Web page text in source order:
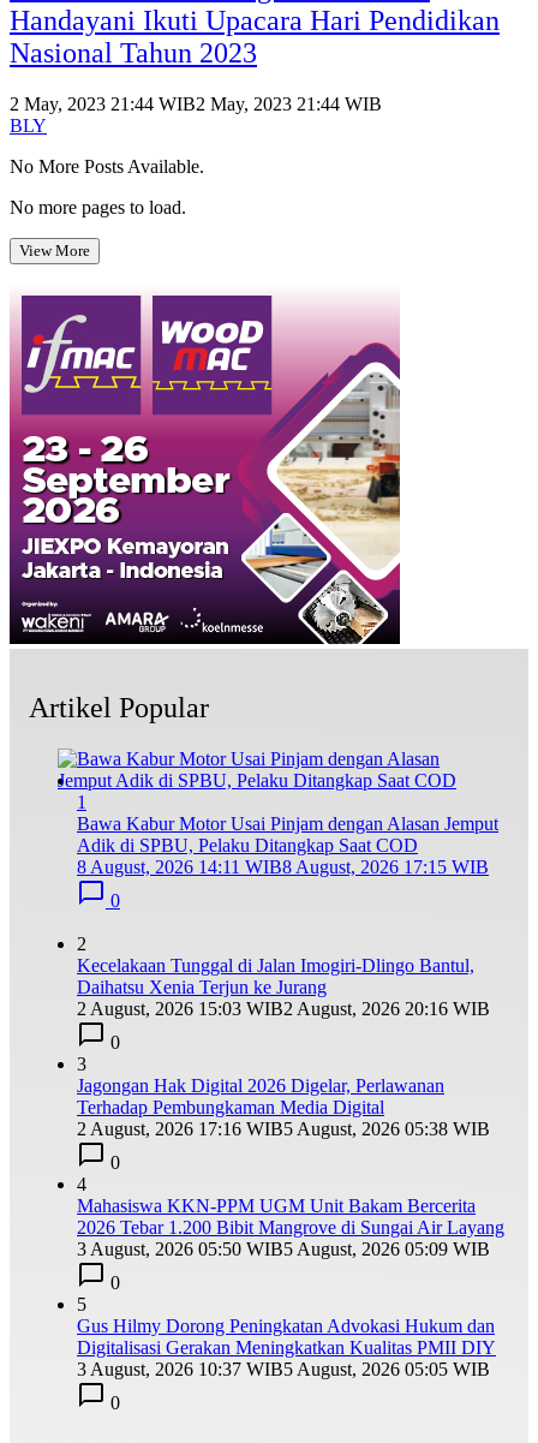
Handayani Ikuti Upacara Hari Pendidikan
Nasional Tahun 2023
2 May, 2023 21:44 WIB2 May, 2023 21:44 WIB
BLY
No More Posts Available.
No more pages to load.
View More
Artikel Popular
1
Bawa Kabur Motor Usai Pinjam dengan Alasan Jemput
Adik di SPBU, Pelaku Ditangkap Saat COD
8 August, 2026 14:11 WIB8 August, 2026 17:15 WIB
0
2
Kecelakaan Tunggal di Jalan Imogiri-Dlingo Bantul,
Daihatsu Xenia Terjun ke Jurang
2 August, 2026 15:03 WIB2 August, 2026 20:16 WIB
0
3
Jagongan Hak Digital 2026 Digelar, Perlawanan
Terhadap Pembungkaman Media Digital
2 August, 2026 17:16 WIB5 August, 2026 05:38 WIB
0
4
Mahasiswa KKN-PPM UGM Unit Bakam Bercerita
2026 Tebar 1.200 Bibit Mangrove di Sungai Air Layang
3 August, 2026 05:50 WIB5 August, 2026 05:09 WIB
0
5
Gus Hilmy Dorong Peningkatan Advokasi Hukum dan
Digitalisasi Gerakan Meningkatkan Kualitas PMII DIY
3 August, 2026 10:37 WIB5 August, 2026 05:05 WIB
0